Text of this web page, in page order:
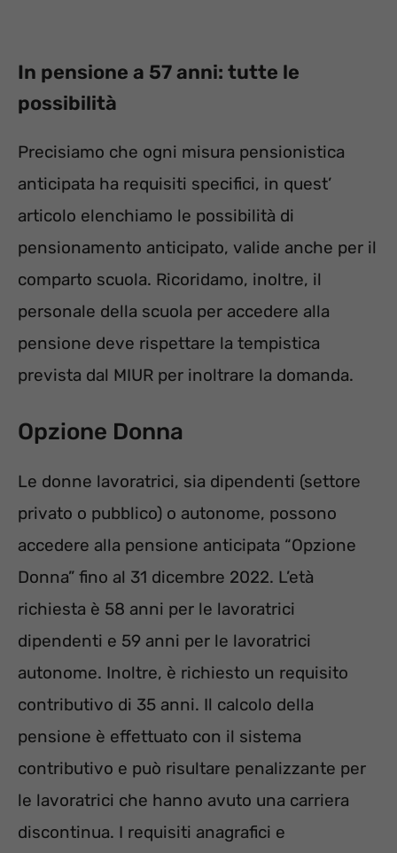
In pensione a 57 anni: tutte le
possibilità
Precisiamo che ogni misura pensionistica
anticipata ha requisiti specifici, in quest’
articolo elenchiamo le possibilità di
pensionamento anticipato, valide anche per il
comparto scuola. Ricoridamo, inoltre, il
personale della scuola per accedere alla
pensione deve rispettare la tempistica
prevista dal MIUR per inoltrare la domanda.
Opzione Donna
Le donne lavoratrici, sia dipendenti (settore
privato o pubblico) o autonome, possono
accedere alla pensione anticipata “Opzione
Donna” fino al 31 dicembre 2022. L’età
richiesta è 58 anni per le lavoratrici
dipendenti e 59 anni per le lavoratrici
autonome. Inoltre, è richiesto un requisito
contributivo di 35 anni. Il calcolo della
pensione è effettuato con il sistema
contributivo e può risultare penalizzante per
le lavoratrici che hanno avuto una carriera
discontinua. I requisiti anagrafici e